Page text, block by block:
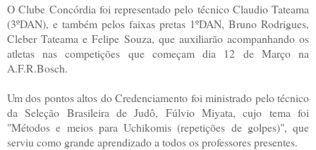
O Clube Concórdia foi representado pelo técnico Claudio Tateama
(3ºDAN), e também pelos faixas pretas 1ºDAN, Bruno Rodrigues,
Cleber Tateama e Felipe Souza, que auxiliarão acompanhando os
atletas nas competições que começam dia 12 de Março na
A.F.R.Bosch.
Um dos pontos altos do Credenciamento foi ministrado pelo técnico
da Seleção Brasileira de Judô, Fúlvio Miyata, cujo tema foi
"Métodos e meios para Uchikomis (repetições de golpes)", que
serviu como grande aprendizado a todos os professores presentes.